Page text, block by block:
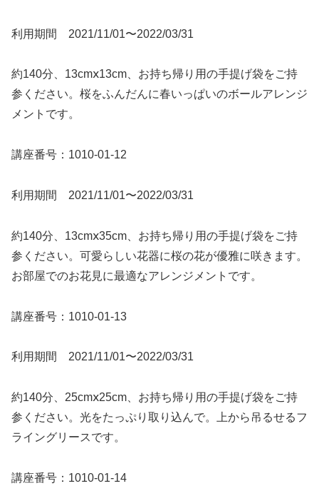
利用期間 2021/11/01〜2022/03/31
約140分、13cmⅹ13cm、お持ち帰り用の手提げ袋をご持
参ください。桜をふんだんに春いっぱいのボールアレンジ
メントです。
講座番号：1010-01-12
利用期間 2021/11/01〜2022/03/31
約140分、13cmⅹ35cm、お持ち帰り用の手提げ袋をご持
参ください。可愛らしい花器に桜の花が優雅に咲きます。
お部屋でのお花見に最適なアレンジメントです。
講座番号：1010-01-13
利用期間 2021/11/01〜2022/03/31
約140分、25cmⅹ25cm、お持ち帰り用の手提げ袋をご持
参ください。光をたっぷり取り込んで。上から吊るせるフ
ライングリースです。
講座番号：1010-01-14